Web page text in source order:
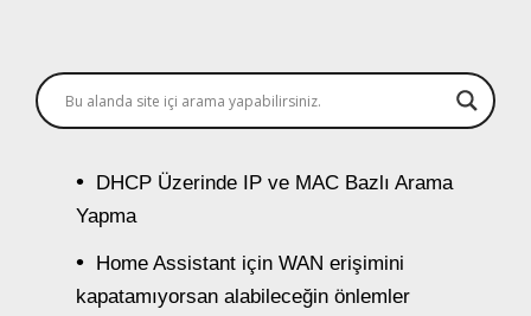
DHCP Üzerinde IP ve MAC Bazlı Arama
Yapma
Home Assistant için WAN erişimini
kapatamıyorsan alabileceğin önlemler